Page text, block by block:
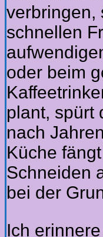
verbringen,
schnellen
oder beim
plant, spürt
nach
Küche
Schneiden
bei der
Ich